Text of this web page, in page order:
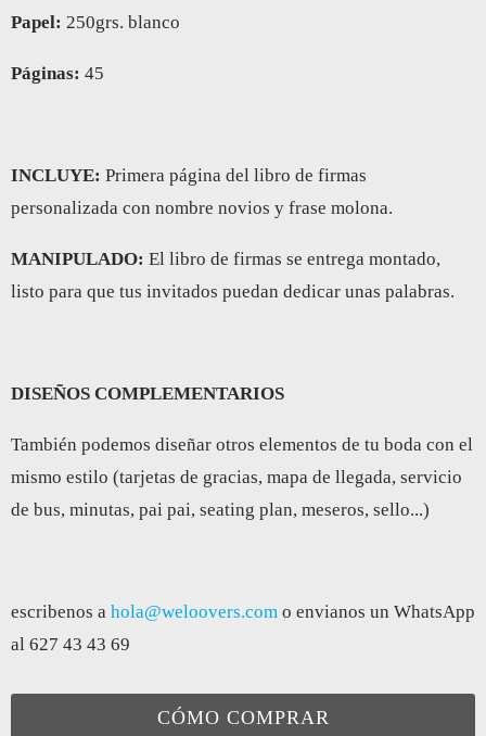
Papel: 250grs. blanco
Páginas: 45
INCLUYE: Primera página del libro de firmas
personalizada con nombre novios y frase molona.
MANIPULADO: El libro de firmas se entrega montado,
listo para que tus invitados puedan dedicar unas palabras.
DISEÑOS COMPLEMENTARIOS
También podemos diseñar otros elementos de tu boda con el
mismo estilo (tarjetas de gracias, mapa de llegada, servicio
de bus, minutas, pai pai, seating plan, meseros, sello...)
escribenos a hola@weloovers.com o envianos un WhatsApp
al 627 43 43 69
CÓMO COMPRAR